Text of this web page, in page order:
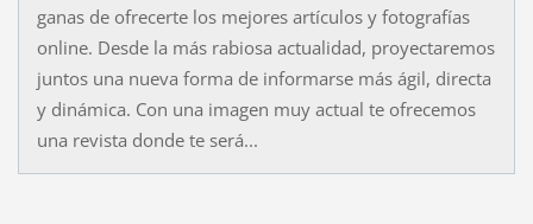
ganas de ofrecerte los mejores artículos y fotografías
online. Desde la más rabiosa actualidad, proyectaremos
juntos una nueva forma de informarse más ágil, directa
y dinámica. Con una imagen muy actual te ofrecemos
una revista donde te será...